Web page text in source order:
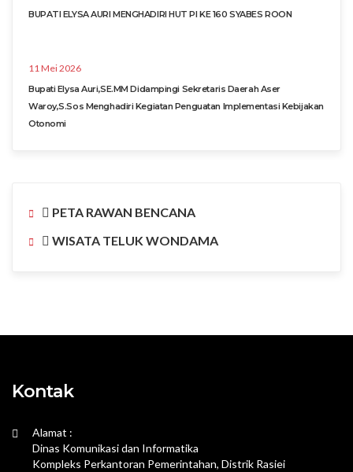
BUPATI ELYSA AURI MENGHADIRI HUT PI KE 160 SYABES ROON
11 Mei 2026
Bupati Elysa Auri,SE.MM Didampingi Sekretaris Daerah Aser
Waroy,S.Sos Menghadiri Kegiatan Penguatan Implementasi Kebijakan
Otonomi
PETA RAWAN BENCANA
WISATA TELUK WONDAMA
Kontak
Alamat :
Dinas Komunikasi dan Informatika
Kompleks Perkantoran Pemerintahan, Distrik Rasiei